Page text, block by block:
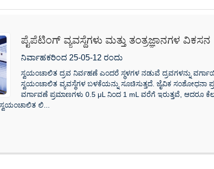
ಪೈಪೆಟಿಂಗ್ ವ್ಯವಸ್ಥೆಗಳು ಮತ್ತು ತಂತ್ರಜ್ಞಾನಗಳ ವಿಕಸನ
ನಿರ್ವಾಹಕರಿಂದ 25-05-12 ರಂದು
ಸ್ವಯಂಚಾಲಿತ ದ್ರವ ನಿರ್ವಹಣೆ ಎಂದರೆ ಸ್ಥಳಗಳ ನಡುವೆ ದ್ರವಗಳನ್ನು
ಸ್ವಯಂಚಾಲಿತ ವ್ಯವಸ್ಥೆಗಳ ಬಳಕೆಯನ್ನು ಸೂಚಿಸುತ್ತದೆ. ಜೈವಿಕ ಸಂಶೋಧನಾ
ವರ್ಗಾವಣೆ ಪ್ರಮಾಣಗಳು 0.5 μL ನಿಂದ 1 mL ವರೆಗೆ ಇರುತ್ತವೆ, ಆದರೂ
ಲಿ...